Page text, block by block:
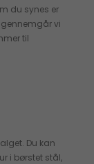
du synes er
vi
til
Du kan
i børstet stål,